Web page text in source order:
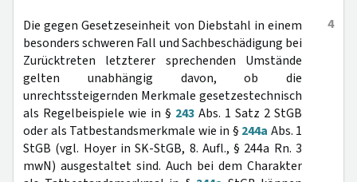
4
Die gegen Gesetzeseinheit von Diebstahl in einem
besonders schweren Fall und Sachbeschädigung bei
Zurücktreten letzterer sprechenden Umstände
gelten unabhängig davon, ob die
unrechtssteigernden Merkmale gesetzestechnisch
als Regelbeispiele wie in § 243 Abs. 1 Satz 2 StGB
oder als Tatbestandsmerkmale wie in § 244a Abs. 1
StGB (vgl. Hoyer in SK-StGB, 8. Aufl., § 244a Rn. 3
mwN) ausgestaltet sind. Auch bei dem Charakter